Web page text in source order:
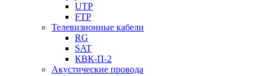
UTP
FTP
Телевизионные кабели
RG
SAT
КВК-П-2
Акустические провода